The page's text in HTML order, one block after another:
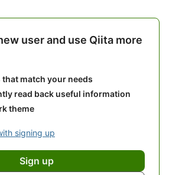
user and use Qiita more
match your needs
read back useful information
theme
signing up
Sign up